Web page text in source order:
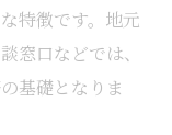
特徴です。地元
窓口などでは、
基礎となりま